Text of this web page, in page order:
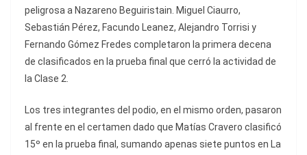
peligrosa a Nazareno Beguiristain. Miguel Ciaurro,
Sebastián Pérez, Facundo Leanez, Alejandro Torrisi y
Fernando Gómez Fredes completaron la primera decena
de clasificados en la prueba final que cerró la actividad de
la Clase 2.
Los tres integrantes del podio, en el mismo orden, pasaron
al frente en el certamen dado que Matías Cravero clasificó
15º en la prueba final, sumando apenas siete puntos en La